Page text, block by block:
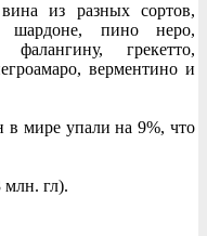
из разных сортов,
шардоне, пино неро,
грекетто,
верментино и
мире упали на 9%, что
млн. гл).